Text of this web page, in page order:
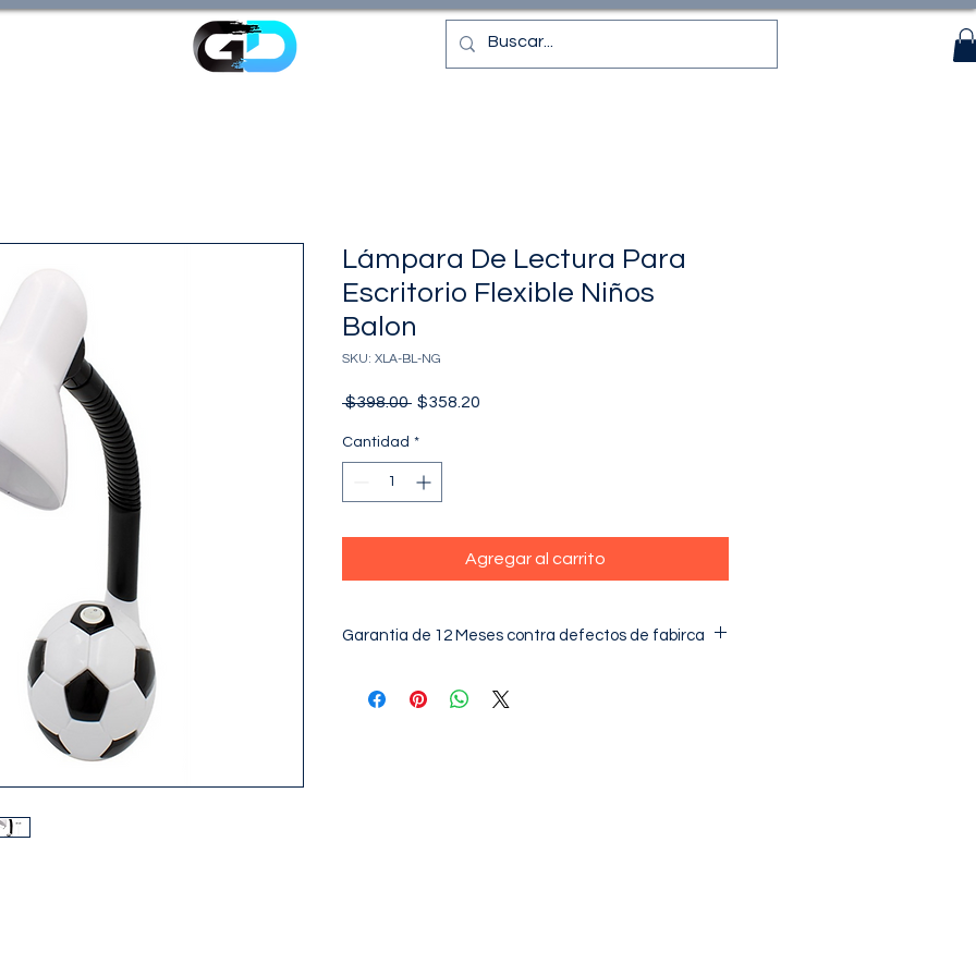
Lámpara De Lectura Para
Escritorio Flexible Niños
Balon
SKU: XLA-BL-NG
$398.00 Precio
$358.20
Cantidad *
Agregar al carrito
Garantia de 12 Meses contra defectos de fabirca